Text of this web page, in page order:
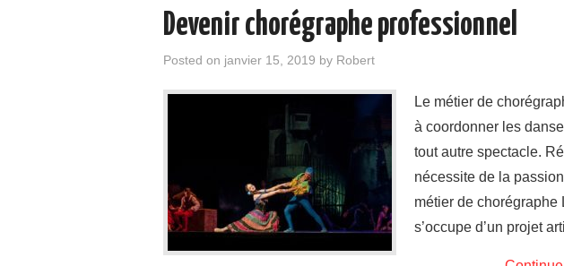
Devenir chorégraphe professionnel
Posted on janvier 15, 2019 by Robert
Le métier de
à coordonner les
tout autre spectacle.
nécessite de la
métier de chorégraphe
s’occupe d’un projet